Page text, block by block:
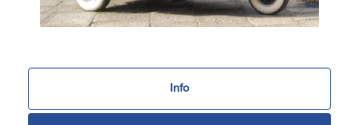
Info